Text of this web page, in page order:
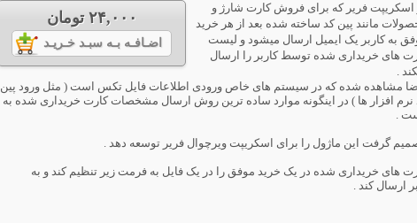
۲۴,۰۰۰ تومان
اضـافـه بـه سبـد خـریـد
اسکریپت فریر که برای فروش کارت شارژ و
مانند پین کد ساخته شده بعد از هر خرید
به کاربر یک ایمیل ارسال میشود و لیست
های خریداری شده توسط کاربر را ارسال
.
مشاهده شده که در سیستم های خاص ورودی اطلاعات فایل تکس است ( مثل ورود پین
نرم افزار ها ) در اینگونه موارد ساده ترین روش ارسال مشخصات کارت خریداری شده به
.
گرفت این ماژول را برای اسکریپت ویرچوال فریر توسعه دهد .
های خریداری شده در یک خرید موفق را در یک فایل به فرمت زیر تنظیم کند و به
ارسال کند .